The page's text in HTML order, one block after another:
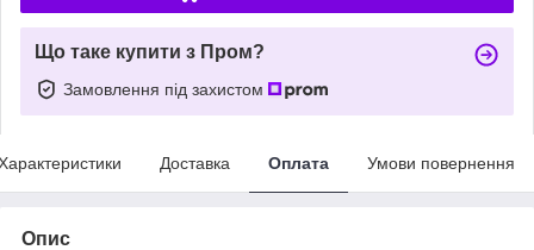
Що таке купити з Пром?
Замовлення під захистом
Доставка Оплата Умови повернення
Опис